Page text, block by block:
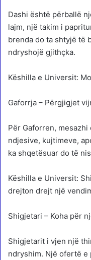
Dashi është përballë
lajm, një takim i
brenda do ta shtyjë të
ndryshojë gjithçka.
Këshilla e Universit:
Gaforrja – Përgjigjet
Për Gaforren,
ndjesive, kujtimeve,
ka shqetësuar do të
Këshilla e Universit:
drejton drejt një
Shigjetari – Koha për
Shigjetarit i vjen një
ndryshim. Një ofertë e